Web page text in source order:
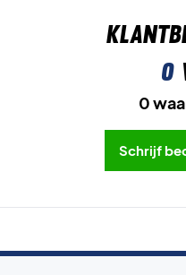
0
0
Schrijf